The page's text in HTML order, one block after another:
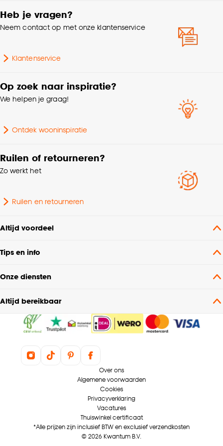
kwaliteitseisen voor kinderen. Let er bij het monteren op dat
de ketting minimaal 150cm boven de grond moet hangen
Gewicht gram per m2
Collectie
Afnemen met vochtige
Raamdecoratie
Heb je vragen?
Neem contact op met onze klantenservice
Klantenservice
Op zoek naar inspiratie?
We helpen je graag!
Ontdek wooninspiratie
Ruilen of retourneren?
Zo werkt het
Ruilen en retourneren
Altijd voordeel
Tips en info
Onze diensten
Altijd bereikbaar
Over ons
Algemene voorwaarden
Cookies
Privacyverklaring
Vacatures
Thuiswinkel certificaat
*Alle prijzen zijn inclusief BTW en exclusief verzendkosten
© 2026 Kwantum B.V.